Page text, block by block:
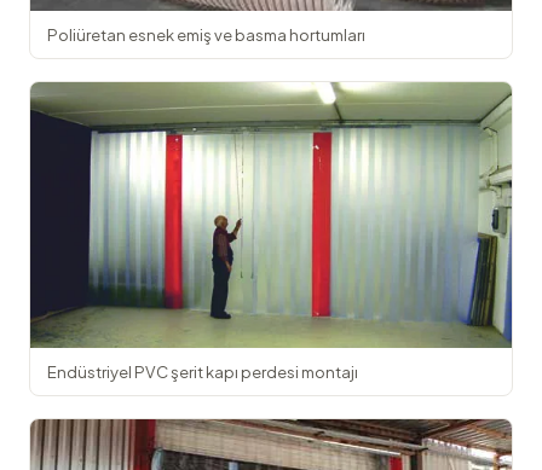
Poliüretan esnek emiş ve basma hortumları
Endüstriyel PVC şerit kapı perdesi montajı